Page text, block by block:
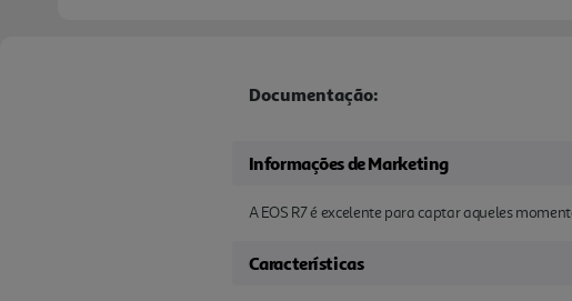
Documentação:
Informações de Marketing
A EOS R7 é excelente para captar aqueles
Características